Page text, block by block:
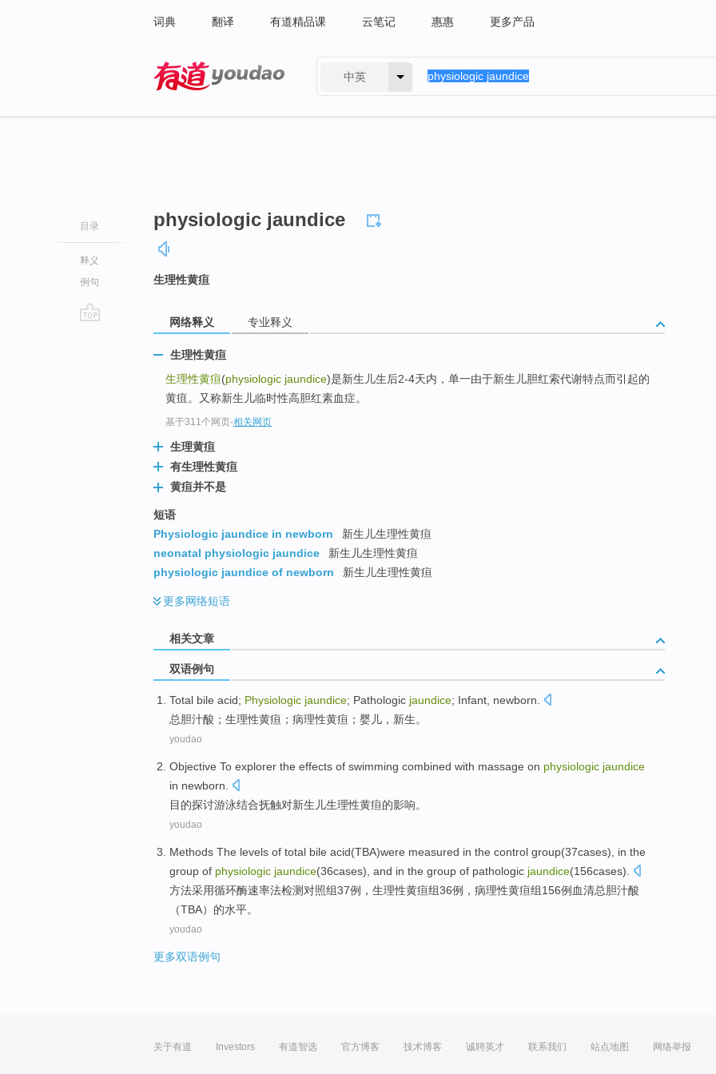
词典 翻译 有道精品课 云笔记 惠惠 更多产品
中英
目录
释义
例句
physiologic jaundice
生理性黄疸
网络释义 专业释义
生理性黄疸
生理性黄疸(physiologic jaundice)是新生儿生后2-4天内，单一由于新生儿胆红索代谢特点而引起的
黄疽。又称新生儿临时性高胆红素血症。
基于311个网页-相关网页
生理黄疸
有生理性黄疸
黄疸并不是
短语
Physiologic jaundice in newborn
新生儿生理性黄疸
neonatal physiologic jaundice
新生儿生理性黄疸
physiologic jaundice of newborn
新生儿生理性黄疸
更多网络短语
相关文章
双语例句
Total bile acid; Physiologic jaundice; Pathologic jaundice; Infant, newborn.
总胆汁酸 ； 生理性黄疸 ； 病理性黄疸； 婴儿 ， 新生。
youdao
Objective To explorer the effects of swimming combined with massage on physiologic jaundice
in newborn
目的探讨游泳结合抚触对新生儿生理性黄疸的影响。
youdao
Methods The levels of total bile acid(TBA)were measured in the control group(37cases), in the
group of physiologic jaundice(36cases), and in the group of pathologic jaundice(156cases).
方法采用循环酶速率法检测 对照组37例 ， 生理性黄疸组36例， 病理性黄疸组156例 血清总胆汁酸
（TBA） 的水平。
youdao
更多双语例句
关于有道 Investors 有道智选 官方博客 技术博客 诚聘英才 联系我们 站点地图 网络举报